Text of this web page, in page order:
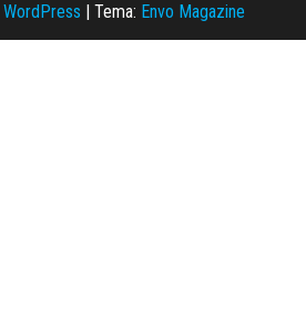
WordPress Tema: Envo Magazine